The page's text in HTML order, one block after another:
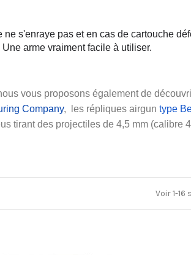
s'enraye pas et en cas de cartouche
arme vraiment facile à utiliser.
Company,  les répliques airgun type
Voir 1-